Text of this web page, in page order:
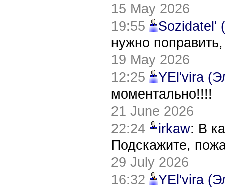
15 May 2026
19:55
Sozidatel'
нужно
19 May 2026
12:25
YEl'vira
моментально!!!!
21 June 2026
22:24
irkaw: В
Подскажите,
29 July 2026
16:32
YEl'vira